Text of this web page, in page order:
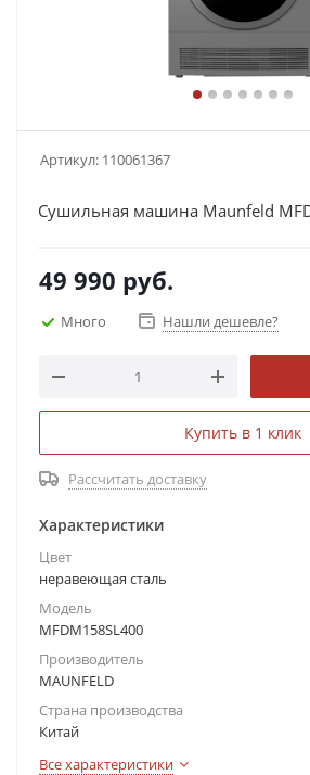
Артикул: 110061367
Сушильная машина Maunfeld
49 990 руб.
Много Нашли дешевле?
Купить в 1 клик
Рассчитать доставку
Характеристики
Цвет
неравеющая сталь
Модель
MFDM158SL400
Производитель
MAUNFELD
Страна производства
Китай
Все характеристики